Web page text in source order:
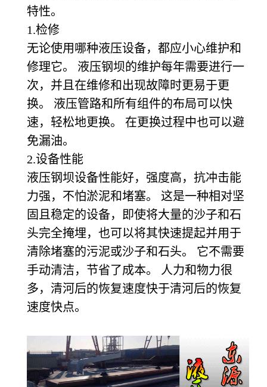
特性。
1.检修
无论使用哪种液压设备，都应小心维护和
修理它。 液压钢坝的维护每年需要进行一
次，并且在维修和出现故障时更易于更
换。 液压管路和所有组件的布局可以快
速，轻松地更换。 在更换过程中也可以避
免漏油。
2.设备性能
液压钢坝设备性能好，强度高，抗冲击能
力强，不怕淤泥和堵塞。 这是一种相对坚
固且稳定的设备，即使将大量的沙子和石
头完全掩埋，也可以将其快速提起并用于
清除堵塞的污泥或沙子和石头。 它不需要
手动清洁，节省了成本。 人力和物力很
多，清河后的恢复速度快于清河后的恢复
速度快点。